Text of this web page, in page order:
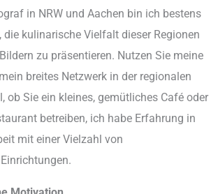
in NRW und Aachen bin ich bestens
kulinarische Vielfalt dieser Regionen
zu präsentieren. Nutzen Sie meine
breites Netzwerk in der regionalen
ob Sie ein kleines, gemütliches Café oder
betreiben, ich habe Erfahrung in
mit einer Vielzahl von